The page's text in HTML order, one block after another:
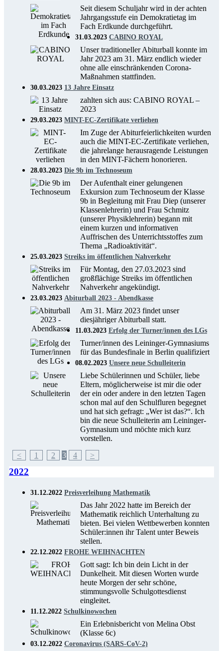
Seit diesem Schuljahr wird in der achten
Jahrgangsstufe ein Demokratietag im
Fach Erdkunde durchgeführt.
31.03.2023 CABINO ROYAL
Unser traditioneller Abiturball konnte im
Jahr 2023 am 31. März endlich wieder
ohne alle einschränkenden Corona-
Maßnahmen stattfinden.
30.03.2023 13 Jahre Einsatz
zahlten sich aus: CABINO ROYAL –
2023
29.03.2023 MINT-EC-Zertifikate verliehen
Im Zuge der Abiturfeierlichkeiten wurden
auch die MINT-EC-Zertifikate verliehen,
die jahrelange herausragende Leistungen
in den MINT-Fächern honorieren.
28.03.2023 Die 9b im Technoseum
Der Aufenthalt einer gelungenen
Exkursion zum Technoseum der Klasse
9b in Begleitung mit Frau Diep (unserer
Klassenlehrerin) und Frau Schmitz
(unserer Physiklehrerin) begann mit
einem kurzen und informativen
Auffrischen des Unterrichtsstoffes zum
Thema „Radioaktivität“.
25.03.2023 Streiks im öffentlichen Nahverkehr
Für Montag, den 27.03.2023 sind
großflächige Streiks im öffentlichen
Nahverkehr angekündigt.
23.03.2023 Abiturball 2023 - Abendkasse
Am 31. März 2023 findet unser
diesjähriger Abiturball statt.
11.03.2023 Erfolg der Turner/innen des LGs
Turner/innen des Leininger-Gymnasiums
für das Bundesfinale in Berlin qualifiziert
08.02.2023 Unsere neue Schulleiterin
Liebe Schülerinnen und Schüler, liebe
Eltern, möglicherweise ist mir die oder
der ein oder andere in den letzten Tagen
schon mal auf den Schulfluren begegnet
und hat sich gefragt: „Wer ist das?“. Ich
bin die neue Schulleiterin am Leininger-
Gymnasium und möchte mich kurz
vorstellen.
<
1 2 3 4 >
2022
31.12.2022 Preisverleihung Mathematik
Das Jahr 2022 hatte im Bereich der
Mathematik reichlich Unterhaltung zu
bieten. Bei vielen Wettbewerben konnten
Schüler:innen ihr Talent unter Beweis
stellen.
22.12.2022 FROHE WEIHNACHTEN
Gott sagt: Ich bin dein Licht in der
Dunkelheit. Mit diesen Worten wurde
heute Morgen der sehr schöne,
stimmungsvolle Schulgottesdienst
eingleitet.
11.12.2022 Schulkinowochen
Ein Erlebnisbericht von Melina Obst
(Klasse 6c)
03.12.2022 Coronavirus (SARS-CoV-2)